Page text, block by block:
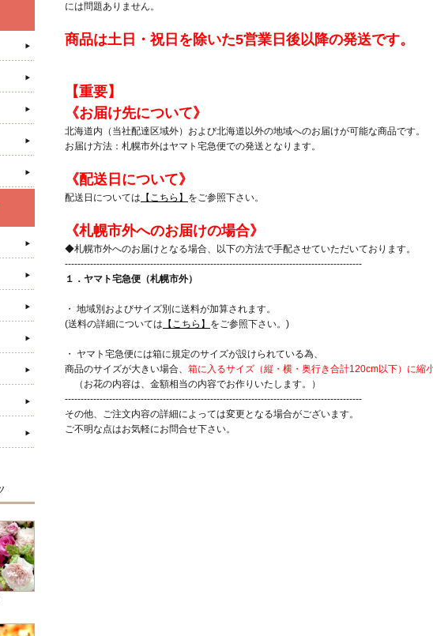
には問題ありません。
商品は土日・祝日を除いた5営業日後以降の発送です。
【重要】
《お届け先について》
北海道内（当社配達区域外）および北海道以外の地域へのお届けが可能な商品です。
お届け方法：札幌市外はヤマト宅急便での発送となります。
《配送日について》
配送日については 【こちら】 をご参照下さい。
《札幌市外へのお届けの場合》
◆札幌市外へのお届けとなる場合、以下の方法で手配させていただいております。
----------------------------------------------------------------------------------------------
１．ヤマト宅急便（札幌市外）
・ 地域別およびサイズ別に送料が加算されます。
(送料の詳細については 【こちら】 をご参照下さい。)
・ ヤマト宅急便には箱に規定のサイズが設けられている為、
商品のサイズが大きい場合、 箱に入るサイズ（縦・横・奥行き合計120cm以下）に縮
（お花の内容は、金額相当の内容でお作りいたします。）
----------------------------------------------------------------------------------------------
その他、ご注文内容の詳細によっては変更となる場合がございます。
ご不明な点はお気軽にお問合せ下さい。